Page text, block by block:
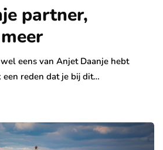
partner,
eens van Anjet Daanje hebt
een reden dat je bij dit…